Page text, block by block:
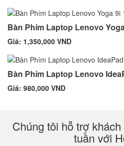
Bàn Phím Laptop Lenovo
Giá: 1,350,000 VND
Bàn Phím Laptop Lenovo
Giá: 980,000 VND
Chúng tôi hỗ trợ
tuần với